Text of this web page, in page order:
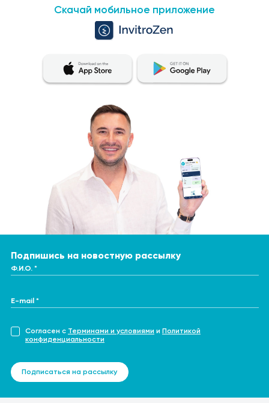
Скачай мобильное приложение
Подпишись на новостную рассылку
Ф.И.О. *
E-mail *
Согласен с Терминами и условиями и Политикой
конфиденциальности
Подписаться на рассылку